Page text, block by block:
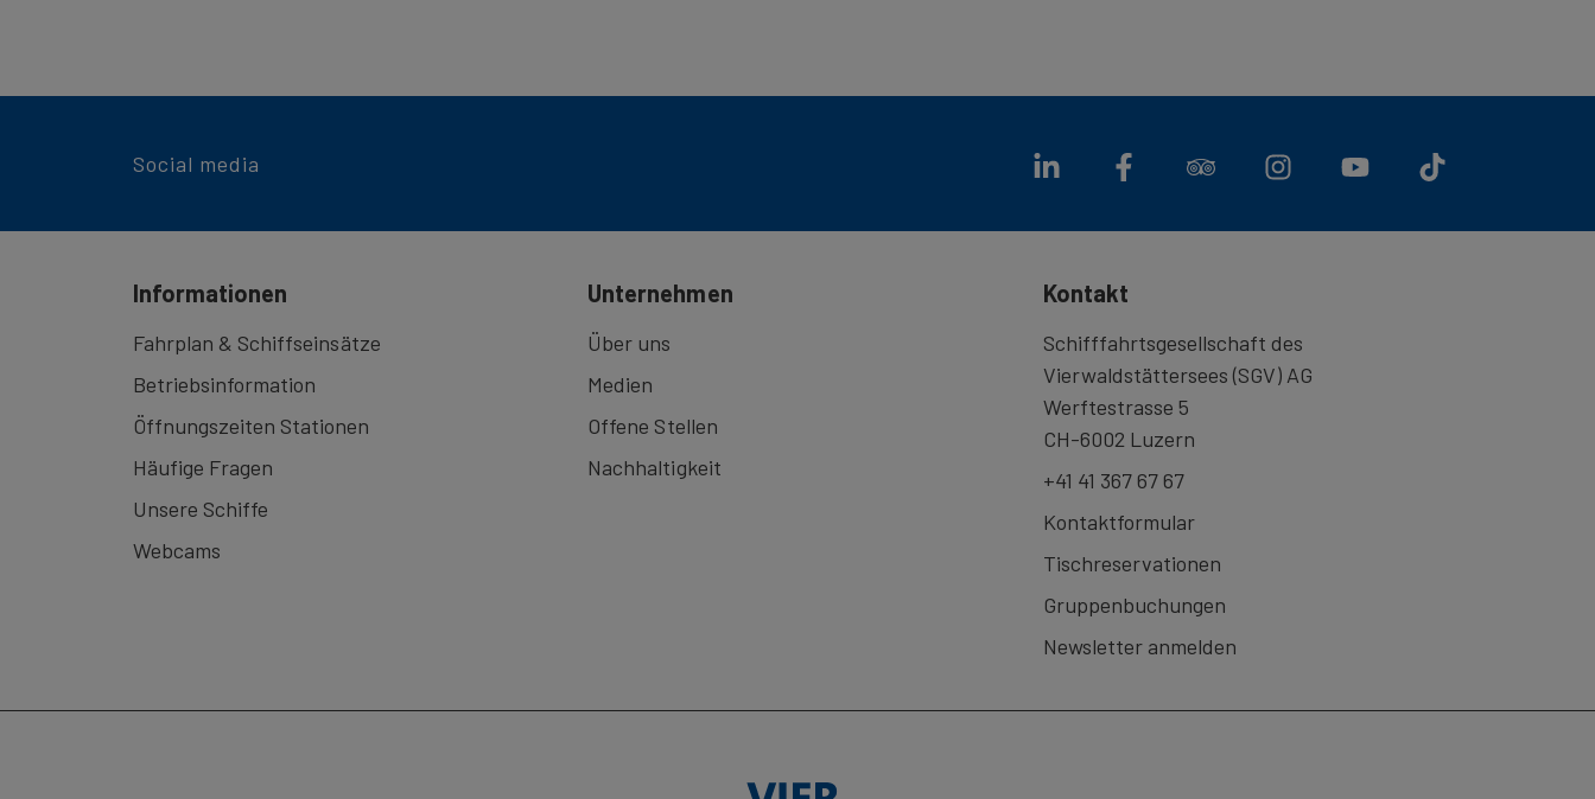
Social media
Informationen
Fahrplan & Schiffseinsätze
Betriebsinformation
Öffnungszeiten Stationen
Häufige Fragen
Unsere Schiffe
Webcams
Unternehmen
Über uns
Medien
Offene Stellen
Nachhaltigkeit
Kontakt
Schifffahrtsgesellschaft des
Vierwaldstättersees (SGV) AG
Werftestrasse 5
CH-6002 Luzern
+41 41 367 67 67
Kontaktformular
Tischreservationen
Gruppenbuchungen
Newsletter anmelden